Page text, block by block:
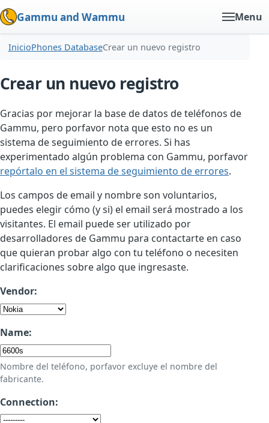
Gammu and Wammu Menu
InicioPhones DatabaseCrear un nuevo registro
Crear un nuevo registro
Gracias por mejorar la base de datos de teléfonos de
Gammu, pero porfavor nota que esto no es un
sistema de seguimiento de errores. Si has
experimentado algún problema con Gammu, porfavor
repórtalo en el sistema de seguimiento de errores.
Los campos de email y nombre son voluntarios,
puedes elegir cómo (y si) el email será mostrado a los
visitantes. El email puede ser utilizado por
desarrolladores de Gammu para contactarte en caso
que quieran probar algo con tu teléfono o necesiten
clarificaciones sobre algo que ingresaste.
Vendor:
Name:
Nombre del teléfono, porfavor excluye el nombre del
fabricante.
Connection: